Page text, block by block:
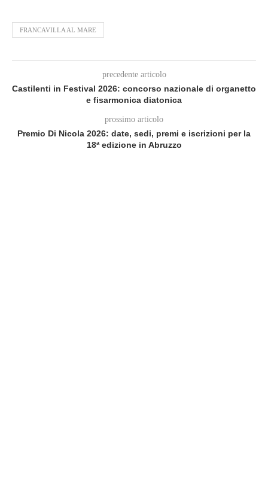
FRANCAVILLA AL MARE
precedente articolo
Castilenti in Festival 2026: concorso nazionale di organetto
e fisarmonica diatonica
prossimo articolo
Premio Di Nicola 2026: date, sedi, premi e iscrizioni per la
18ª edizione in Abruzzo